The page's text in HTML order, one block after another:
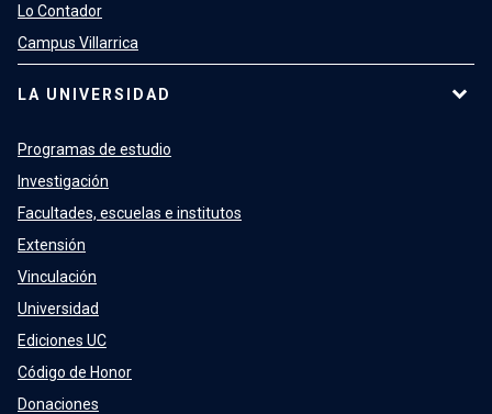
Lo Contador
Campus Villarrica
LA UNIVERSIDAD
Programas de estudio
Investigación
Facultades, escuelas e institutos
Extensión
Vinculación
Universidad
Ediciones UC
Código de Honor
Donaciones